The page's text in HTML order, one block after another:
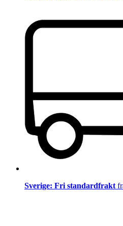
Sverige: Fri standardfrakt